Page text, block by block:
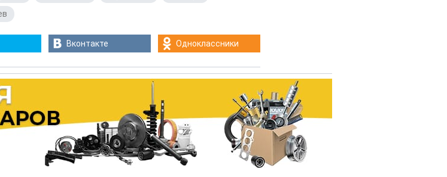
Вконтакте Одноклассники